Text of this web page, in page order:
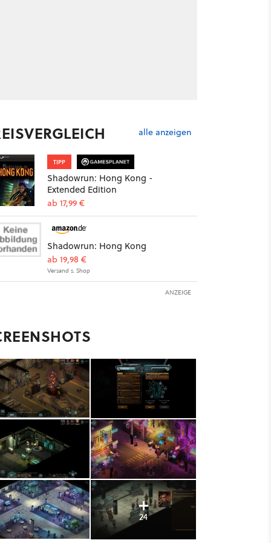
alle anzeigen
TIPP
Shadowrun: Hong Kong -
Extended Edition
ab 17,99 €
Shadowrun: Hong Kong
ab 19,98 €
Versand s. Shop
ANZEIGE
24